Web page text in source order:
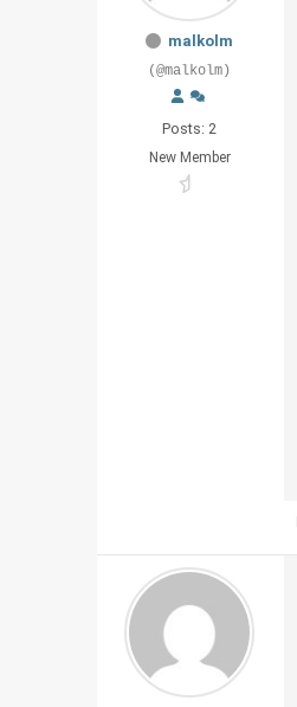
malkolm
(@malkolm)
Posts: 2
New Member